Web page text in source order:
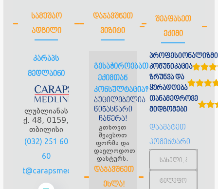
ᲡᲐᲛᲣᲨᲐᲝ
ᲐᲓᲒᲘᲚᲘ
კარაპს
მედლაინი
ლუბლიანას
ქ. 48, 0159,
თბილისი
(032) 251 60
60
ᲓᲐᲯᲐᲕᲨᲜᲔᲗ
ᲕᲘᲖᲘᲢᲘ
გესაჭიროებათ
ექიმთან
კონსულტაცია?
აუცილებელია
წინასწარი
ჩაწერა!
გთხოვთ
შეავსოთ
ფორმა და
დაელოდოთ
დასტურს.
ᲓᲐᲯᲐᲕᲨᲜᲔᲗ
ᲔᲮᲚᲐ!
ᲨᲔᲐᲤᲐᲡᲔᲗ
ᲔᲥᲘᲛᲘ
პროფესიონალიზმი
კომუნიკაცია
ზრუნვა და
ყურადღება
თანამედროვე
მიდგომები
დაამატეთ
კომენტარი